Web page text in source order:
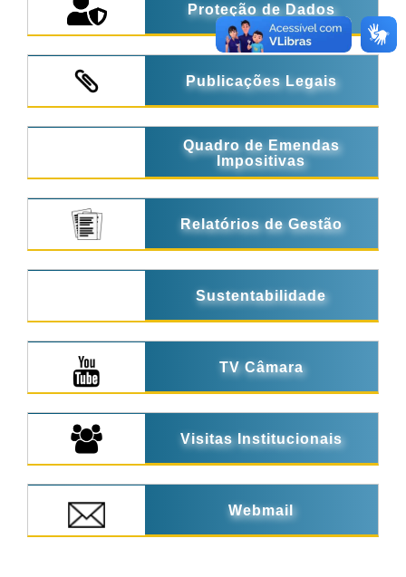
Proteção de Dados
Publicações Legais
Quadro de Emendas
Impositivas
Relatórios de Gestão
Sustentabilidade
TV Câmara
Visitas Institucionais
Webmail